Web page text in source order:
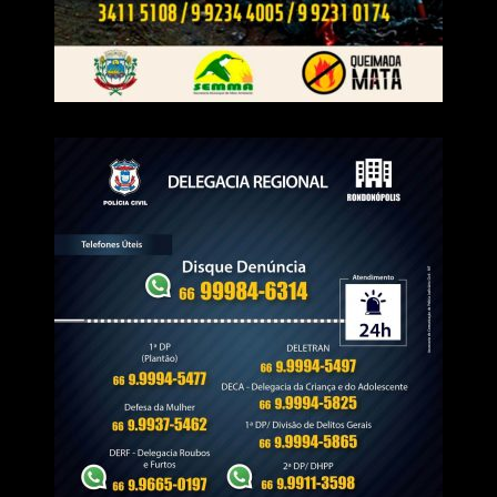
beneficiar apenas um segmento específico. É uma
campanha que injeta recursos na economia justamente
em uma época do ano que normalmente não possui
grandes atrativos para o consumo. Isso faz muita
De acordo com Diego, a união dos empresários em uma
única ação fortalece o comércio rondonopolitano e amplia
Rondonópolis|Habitação leva
atendimento de regularização fundiária aos
bairros para ampliar acesso da população
“Mais do que uma promoção, o Liquidaqui representa a
força do comércio local. A CDL não trabalha apenas pelo
comércio do centro da cidade. Nossa preocupação é
fomentar toda a economia de Rondonópolis, envolvendo